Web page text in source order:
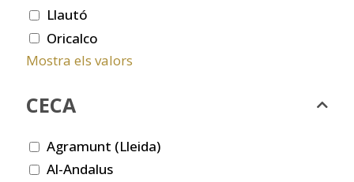
Llautó
Oricalco
Mostra els valors
CECA
Agramunt (Lleida)
Al-Andalus